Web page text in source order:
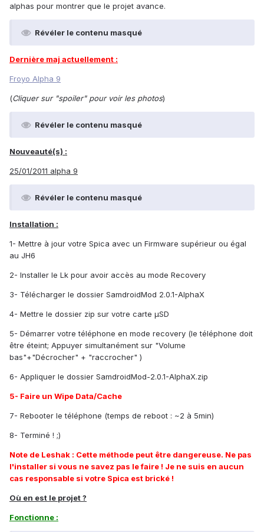
alphas pour montrer que le projet avance.
Révéler le contenu masqué
Dernière maj actuellement :
Froyo Alpha 9
(Cliquer sur "spoiler" pour voir les photos)
Révéler le contenu masqué
Nouveauté(s) :
25/01/2011 alpha 9
Révéler le contenu masqué
Installation :
1- Mettre à jour votre Spica avec un Firmware supérieur ou égal
au JH6
2- Installer le Lk pour avoir accès au mode Recovery
3- Télécharger le dossier SamdroidMod 2.0.1-AlphaX
4- Mettre le dossier zip sur votre carte µSD
5- Démarrer votre téléphone en mode recovery (le téléphone doit
être éteint; Appuyer simultanément sur "Volume
bas"+"Décrocher" + "raccrocher" )
6- Appliquer le dossier SamdroidMod-2.0.1-AlphaX.zip
5- Faire un Wipe Data/Cache
7- Rebooter le téléphone (temps de reboot : ~2 à 5min)
8- Terminé ! ;)
Note de Leshak : Cette méthode peut être dangereuse. Ne pas
l'installer si vous ne savez pas le faire ! Je ne suis en aucun
cas responsable si votre Spica est brické !
Où en est le projet ?
Fonctionne :